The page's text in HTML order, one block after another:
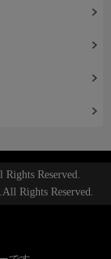
Reserved.
Rights Reserved.